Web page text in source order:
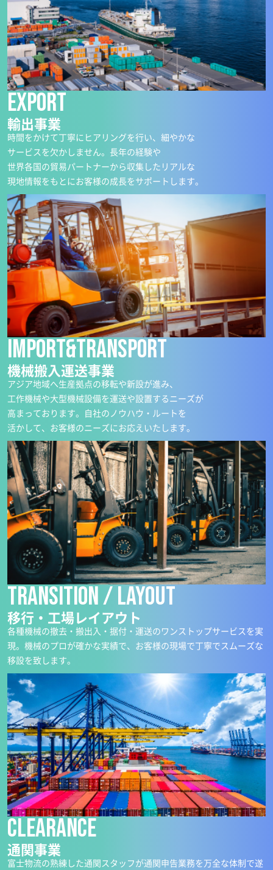
Export
輸出事業
時間をかけて丁寧にヒアリングを行い、細やかな
サービスを欠かしません。長年の経験や
世界各国の貿易パートナーから収集したリアルな
現地情報をもとにお客様の成長をサポートします。
Import&Transport
機械搬入運送事業
アジア地域へ生産拠点の移転や新設が進み、
工作機械や大型機械設備を運送や設置するニーズが
高まっております。自社のノウハウ・ルートを
活かして、お客様のニーズにお応えいたします。
Transition / layout
移行・工場レイアウト
各種機械の撤去・搬出入・据付・運送のワンストップサービスを実
現。機械のプロが確かな実績で、お客様の現場で丁寧でスムーズな
移設を致します。
clearance
通関事業
富士物流の熟練した通関スタッフが通関申告業務を万全な体制で遂